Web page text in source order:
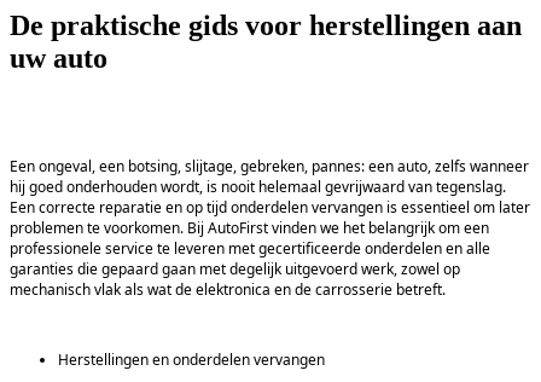
De praktische gids voor herstellingen aan
uw auto
Een ongeval, een botsing, slijtage, gebreken, pannes: een auto, zelfs wanneer
hij goed onderhouden wordt, is nooit helemaal gevrijwaard van tegenslag.
Een correcte reparatie en op tijd onderdelen vervangen is essentieel om later
problemen te voorkomen. Bij AutoFirst vinden we het belangrijk om een
professionele service te leveren met gecertificeerde onderdelen en alle
garanties die gepaard gaan met degelijk uitgevoerd werk, zowel op
mechanisch vlak als wat de elektronica en de carrosserie betreft.
Herstellingen en onderdelen vervangen